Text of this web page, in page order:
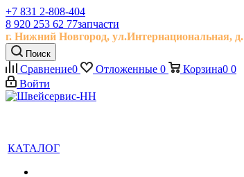
+7 831 2-808-404
8 920 253 62 77запчасти
г. Нижний Новгород, ул.Интернациональная, д.
Поиск
Сравнение0 Отложенные 0 Корзина0 0
Войти
КАТАЛОГ